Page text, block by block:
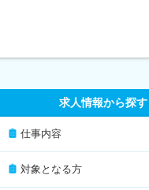
求人情報から探す
仕事内容
対象となる方